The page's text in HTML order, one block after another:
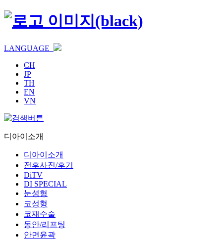
LANGUAGE
CH
JP
TH
EN
VN
디아이소개
디아이소개
전후사진/후기
DiTV
DI SPECIAL
눈성형
코성형
코재수술
동안/리프팅
안면윤곽